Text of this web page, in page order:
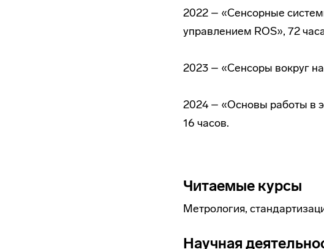
2022 – «Сенсорные
управлением ROS», 72
2023 – «Сенсоры вокруг
2024 – «Основы работы в
16 часов.
Читаемые курсы
Метрология,
Научная